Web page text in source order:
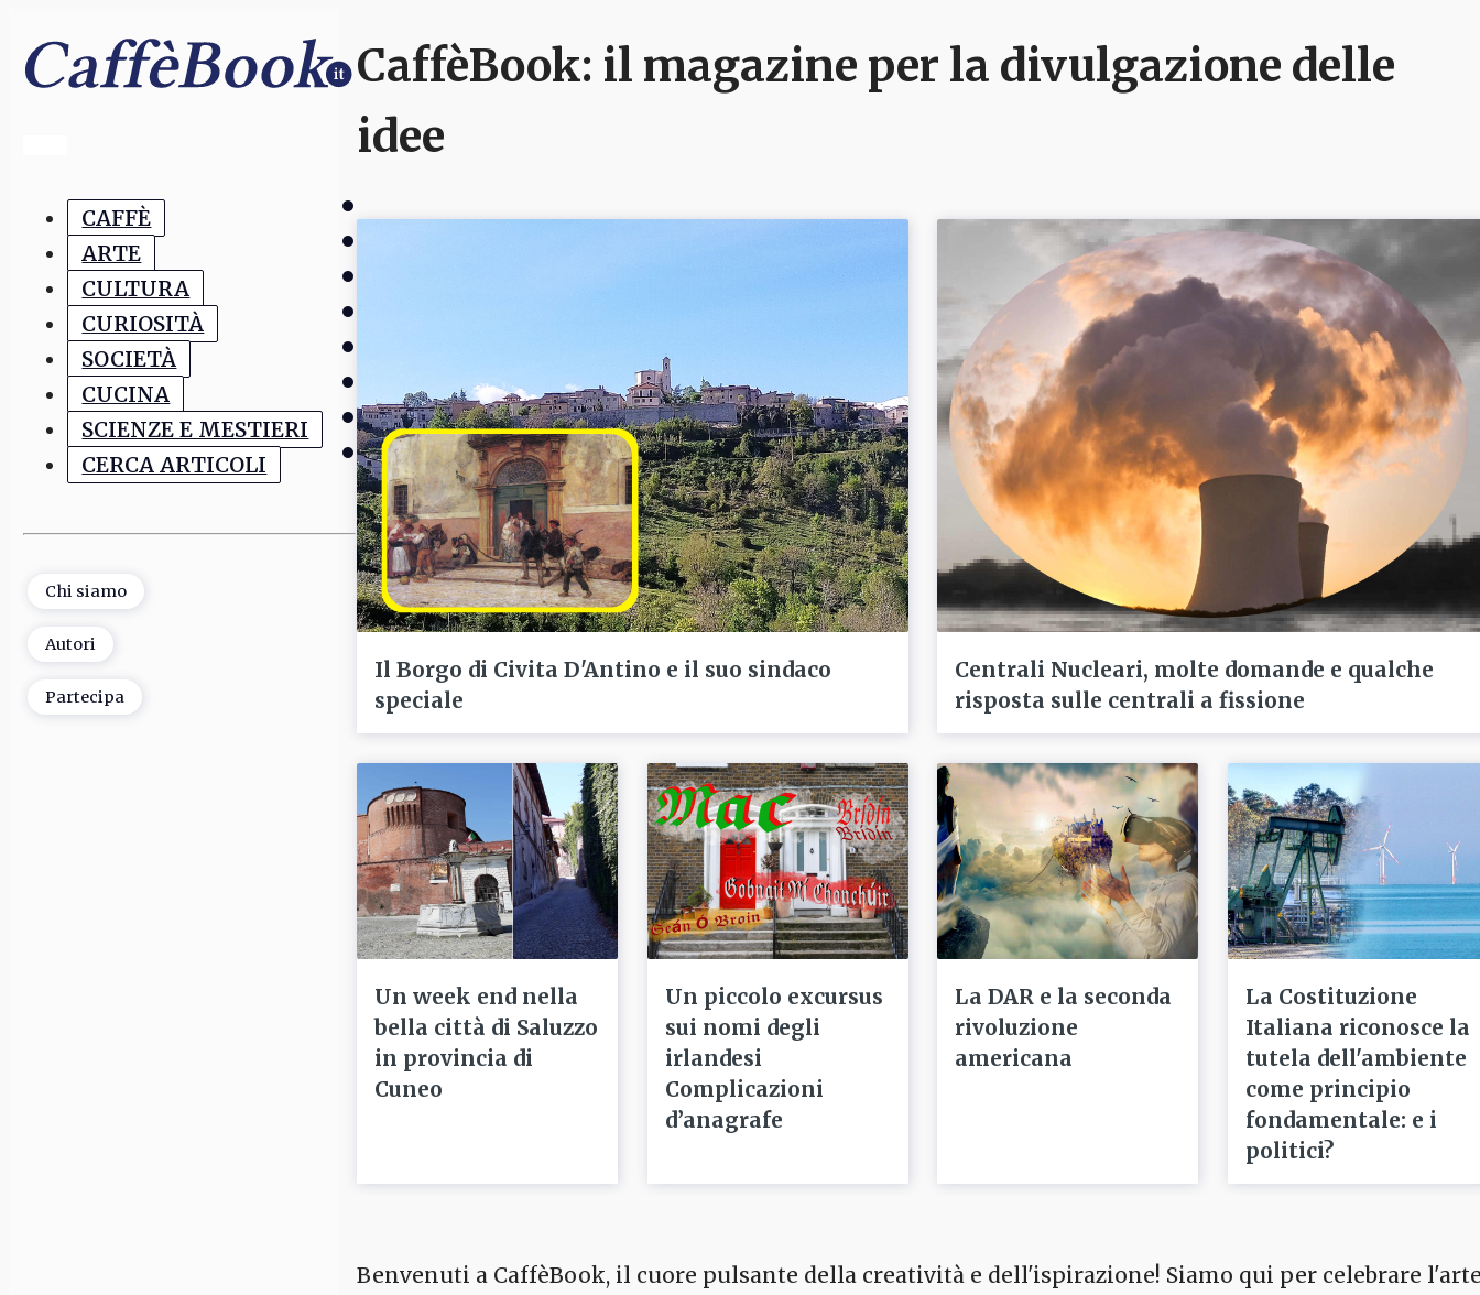
CAFFÈ
ARTE
CULTURA
CURIOSITÀ
SOCIETÀ
CUCINA
SCIENZE E MESTIERI
CERCA ARTICOLI
Chi siamo
Autori
Partecipa
CaffèBook: il magazine per la divulgazione delle
idee
Il Borgo di Civita D'Antino e il suo sindaco
speciale
Centrali Nucleari, molte domande e qualche
risposta sulle centrali a fissione
Un week end nella
bella città di Saluzzo
in provincia di
Cuneo
Un piccolo excursus
sui nomi degli
irlandesi
Complicazioni
d’anagrafe
La DAR e la seconda
rivoluzione
americana
La Costituzione
Italiana riconosce la
tutela dell'ambiente
come principio
fondamentale: e i
politici?
Benvenuti a CaffèBook, il cuore pulsante della creatività e dell'ispirazione! Siamo qui per celebrare